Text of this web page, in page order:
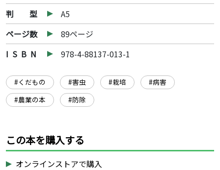
判 型
A5
ページ数
89ページ
I S B N
978-4-88137-013-1
#くだもの #害虫 #栽培
#病害
#農業の本
#防除
この本を購入する
オンラインストアで購入